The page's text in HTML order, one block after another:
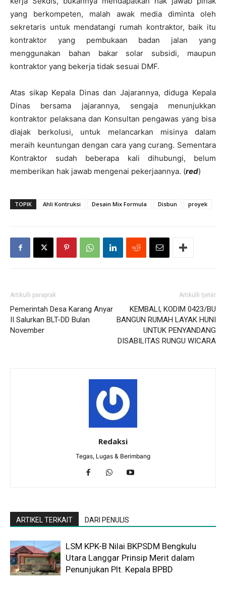
yang berkompeten, malah awak media diminta oleh
sekretaris untuk mendatangi rumah kontraktor, baik itu
kontraktor yang pembukaan badan jalan yang
menggunakan bahan bakar solar subsidi, maupun
kontraktor yang bekerja tidak sesuai DMF.
Atas sikap Kepala Dinas dan Jajarannya, diduga Kepala
Dinas bersama jajarannya, sengaja menunjukkan
kontraktor pelaksana dan Konsultan pengawas yang bisa
diajak berkolusi, untuk melancarkan misinya dalam
meraih keuntungan dengan cara yang curang. Sementara
Kontraktor sudah beberapa kali dihubungi, belum
memberikan hak jawab mengenai pekerjaannya. (red)
TOPIK Ahli Kontruksi Desain Mix Formula Disbun proyek
Artikulli paraprak
Pemerintah Desa Karang Anyar
II Salurkan BLT-DD Bulan
November
Artikulli tjetër
KEMBALI, KODIM 0423/BU
BANGUN RUMAH LAYAK HUNI
UNTUK PENYANDANG
DISABILITAS RUNGU WICARA
Redaksi
Tegas, Lugas & Berimbang
ARTIKEL TERKAIT DARI PENULIS
LSM KPK-B Nilai BKPSDM Bengkulu
Utara Langgar Prinsip Merit dalam
Penunjukan Plt. Kepala BPBD